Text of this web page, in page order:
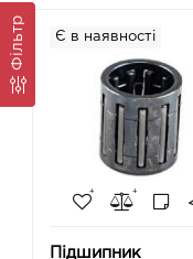
Фільтр Є в наявності
Підшипник